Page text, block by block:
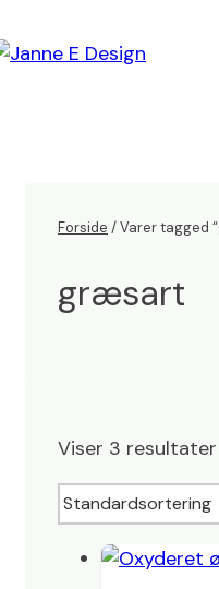
Hop
Forside / Varer tagged
græsart
Viser 3 resultater